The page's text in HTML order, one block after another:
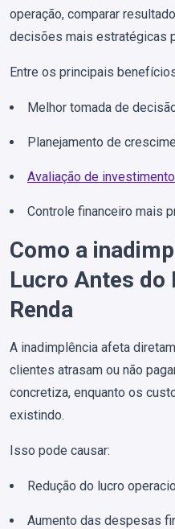
operação, comparar
decisões mais estratégicas
Entre os principais
Melhor tomada de
Planejamento de
Avaliação de
Controle financeiro mais
Como a
Lucro Antes do
Renda
A inadimplência afeta
clientes atrasam ou não
concretiza, enquanto os
existindo.
Isso pode causar:
Redução do lucro
Aumento das despesas